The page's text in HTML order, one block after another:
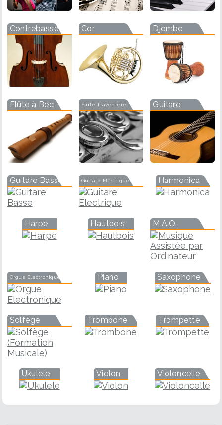
Contrebasse Cor Djembe
Flûte à Bec Flûte Traversière Guitare
Guitare Basse Guitare Electrique Harmonica
Harpe Hautbois M.A.O.
Orgue Electronique Piano Saxophone
Solfège Trombone Trompette
Ukulele Violon Violoncelle